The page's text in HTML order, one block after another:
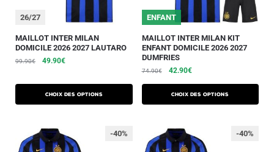
26/27
MAILLOT INTER MILAN
DOMICILE 2026 2027 LAUTARO
99.90€ 49.90€
Choix des options
ENFANT
MAILLOT INTER MILAN KIT
ENFANT DOMICILE 2026 2027
DUMFRIES
74.90€ 42.90€
Choix des options
-40% -40%